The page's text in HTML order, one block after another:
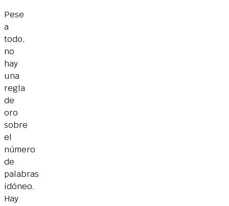
Pese
a
todo,
no
hay
una
regla
de
oro
sobre
el
número
de
palabras
idóneo.
Hay